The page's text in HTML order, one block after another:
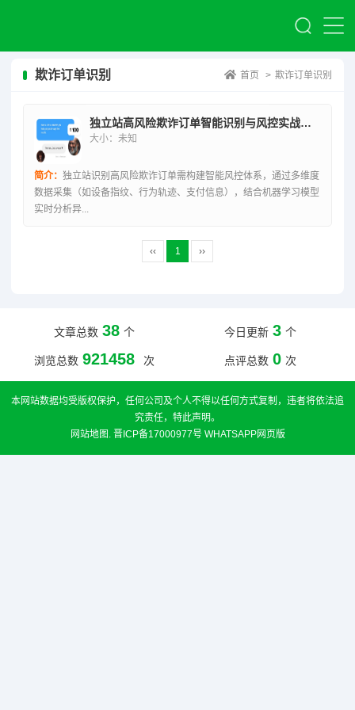
欺诈订单识别 首页 > 欺诈订单识别
独立站高风险欺诈订单智能识别与风控实战指南
大小：未知
简介： 独立站识别高风险欺诈订单需构建智能风控体系，通过多维度
数据采集（如设备指纹、行为轨迹、支付信息），结合机器学习模型
实时分析异...
‹‹ 1 ››
文章总数 38 个 今日更新 3 个
浏览总数 921458 次 点评总数 0 次
本网站数据均受版权保护，任何公司及个人不得以任何方式复制，违者将依法追
究责任，特此声明。
网站地图 晋ICP备17000977号 WHATSAPP网页版